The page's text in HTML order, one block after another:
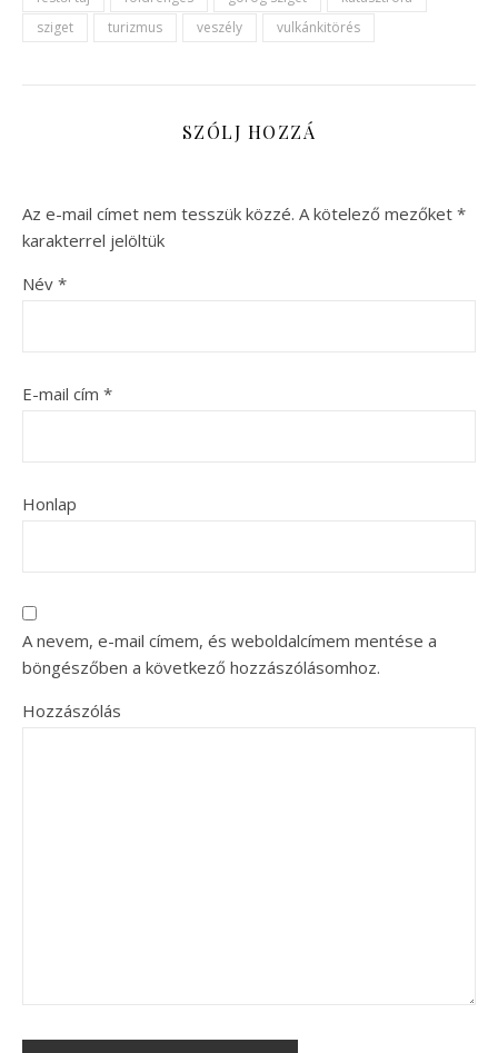
sziget
turizmus veszély vulkánkitörés
SZÓLJ HOZZÁ
Az e-mail címet nem tesszük közzé. A kötelező mezőket *
karakterrel jelöltük
Név *
E-mail cím *
Honlap
A nevem, e-mail címem, és weboldalcímem mentése a
böngészőben a következő hozzászólásomhoz.
Hozzászólás